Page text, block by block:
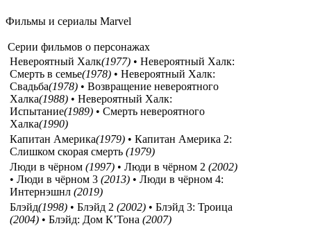
Фильмы и сериалы Marvel
Серии фильмов о персонажах
Невероятный Халк(1977) • Невероятный Халк:
Смерть в семье(1978) • Невероятный Халк:
Свадьба(1978) • Возвращение невероятного
Халка(1988) • Невероятный Халк:
Испытание(1989) • Смерть невероятного
Халка(1990)
Капитан Америка(1979) • Капитан Америка 2:
Слишком скорая смерть (1979)
Люди в чёрном (1997) • Люди в чёрном 2 (2002)
• Люди в чёрном 3 (2013) • Люди в чёрном 4:
Интернэшнл (2019)
Блэйд(1998) • Блэйд 2 (2002) • Блэйд 3: Троица
(2004) • Блэйд: Дом К’Тона (2007)